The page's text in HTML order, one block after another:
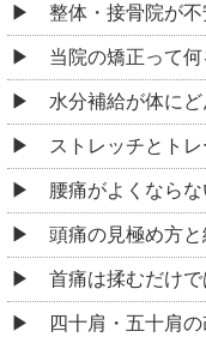
整体・接骨院が
当院の矯正って何
水分補給が体に
ストレッチとト
腰痛がよくなら
頭痛の見極め方
首痛は揉むだけ
四十肩・五十肩